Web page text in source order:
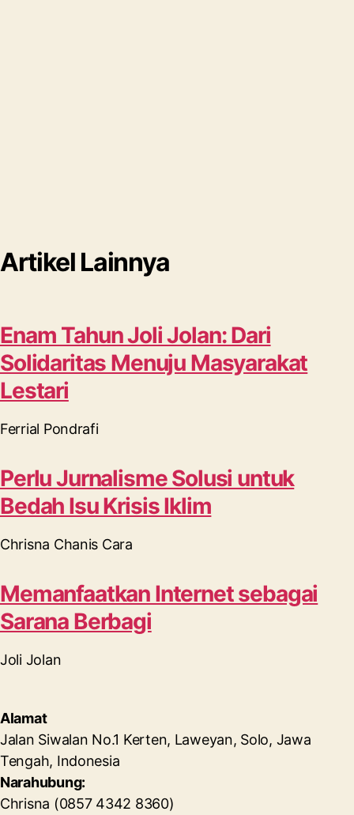
Artikel Lainnya
Enam Tahun Joli Jolan: Dari
Solidaritas Menuju Masyarakat
Lestari
Ferrial Pondrafi
Perlu Jurnalisme Solusi untuk
Bedah Isu Krisis Iklim
Chrisna Chanis Cara
Memanfaatkan Internet sebagai
Sarana Berbagi
Joli Jolan
Alamat
Jalan Siwalan No.1 Kerten, Laweyan, Solo, Jawa
Tengah, Indonesia
Narahubung:
Chrisna (0857 4342 8360)